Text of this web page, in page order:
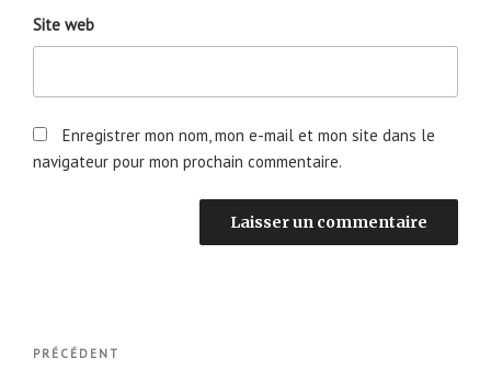
Site web
Enregistrer mon nom, mon e-mail et mon site dans le
navigateur pour mon prochain commentaire.
Navigation
Article
PRÉCÉDENT